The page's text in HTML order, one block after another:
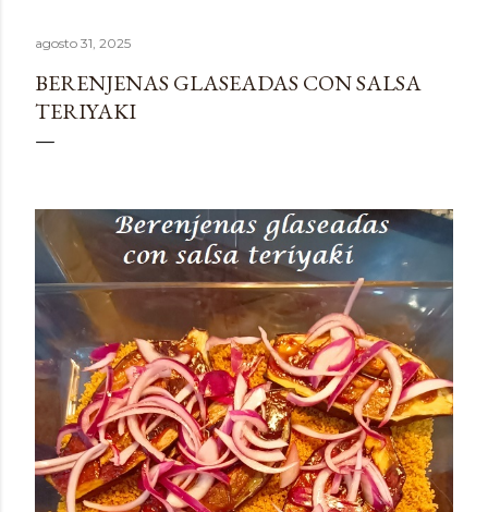
agosto 31, 2025
BERENJENAS GLASEADAS CON SALSA
TERIYAKI